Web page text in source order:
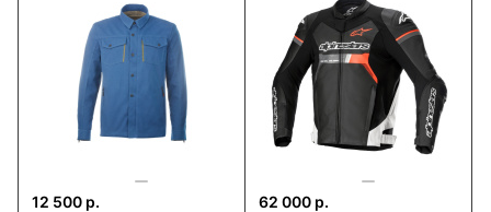
12 500 р.
62 000 р.